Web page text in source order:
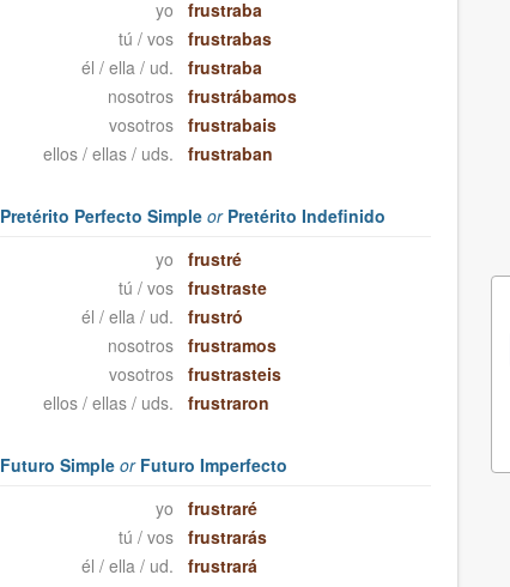
yo
frustraba
tú / vos
frustrabas
él / ella / ud.
frustraba
nosotros
frustrábamos
vosotros
frustrabais
ellos / ellas / uds.
frustraban
Pretérito Perfecto SimpleorPretérito Indefinido
yo
frustré
tú / vos
frustraste
él / ella / ud.
frustró
nosotros
frustramos
vosotros
frustrasteis
ellos / ellas / uds.
frustraron
Futuro SimpleorFuturo Imperfecto
yo
frustraré
tú / vos
frustrarás
él / ella / ud.
frustrará